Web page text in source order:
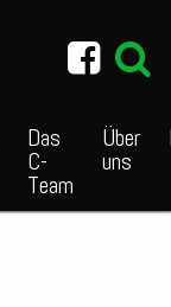
Das
C-
Team
Über
uns